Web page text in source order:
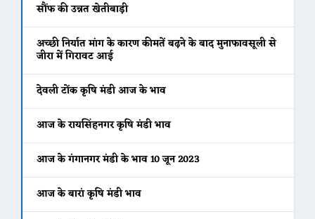
सौंफ की उन्नत खेतीबाड़ी
अच्छी निर्यात मांग के कारण कीमतें बढ़ने के बाद मुनाफावसूली से
जीरा में गिरावट आई
देवली टोंक कृषि मंडी आज के भाव
आज के रायसिंहनगर कृषि मंडी भाव
आज के गंगानगर मंडी के भाव 10 जून 2023
आज के बारां कृषि मंडी भाव